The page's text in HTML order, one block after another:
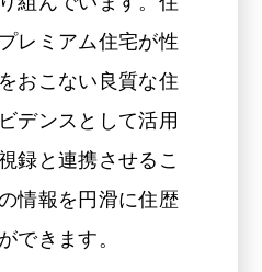
レミアム住宅が性
おこない良質な住
デンスとして活用
録と連携させるこ
情報を円滑に住歴
できます。